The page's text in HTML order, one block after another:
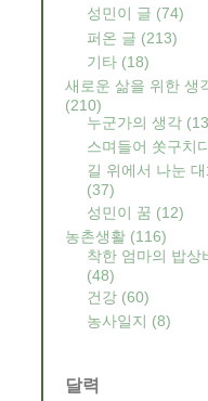
성민이 글 (74)
퍼온 글 (213)
기타 (18)
새로운 삶을 위한 생
(210)
누군가의 생각
스며들어 쏫구치
길 위에서 나눈
(37)
성민이 꿈 (12)
농촌생활 (116)
착한 엄마의 밥상
(48)
건강 (60)
농사일지 (8)
달력